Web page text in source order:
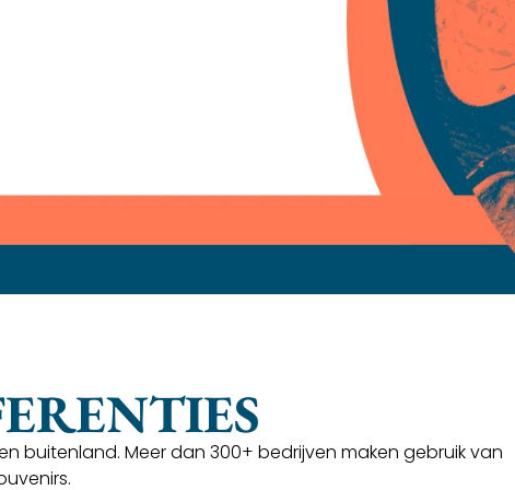
buitenland. Meer dan 300+ bedrijven maken gebruik van